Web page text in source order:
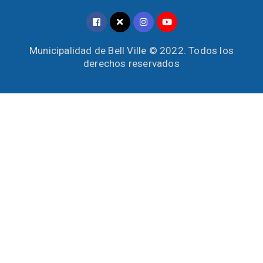
Municipalidad de Bell Ville © 2022. Todos los
derechos reservados